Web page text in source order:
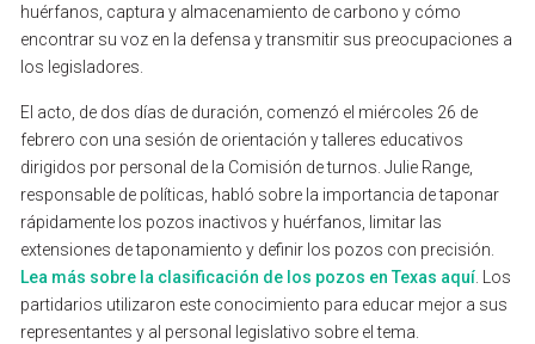
huérfanos, captura y almacenamiento de carbono y cómo
encontrar su voz en la defensa ytransmitir sus preocupaciones a
los legisladores.
El acto, de dos días de duración, comenzó el miércoles 26 de
febrero con una sesión de orientación ytalleres educativos
dirigidos por personal de la Comisión deturnos. Julie Range,
responsable de políticas, habló sobre la importancia detaponar
rápidamente los pozos inactivos y huérfanos, limitar las
extensiones detaponamiento y definir los pozos con precisión.
Lea más sobre la clasificación de los pozos en Texas aquí Los
partidarios utilizaron este conocimiento para educar mejor a sus
representantes y al personal legislativo sobre el tema.